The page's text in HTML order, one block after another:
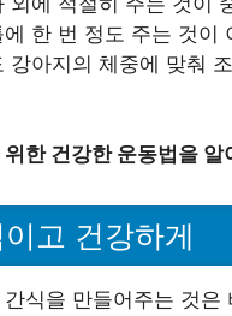
한 번 정도 주는 것이
강아지의 체중에 맞춰
한 건강한 운동법을 알
고 건강하게
식을 만들어주는 것은